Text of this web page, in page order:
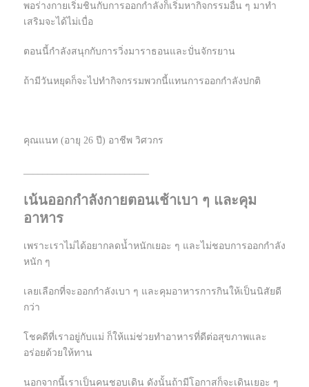
พอร่างกายเริ่มชินกับการออกกำลังก็เริ่มหากิจกรรมอื่น ๆ มาทำ
เสริมจะได้ไม่เบื่อ
ตอนนี้กำลังสนุกกับการวิ่งมาราธอนและปั่นจักรยาน
ถ้ามีวันหยุดก็จะไปทำกิจกรรมพวกนี้แทนการออกกำลังปกติ
คุณแนท (อายุ 26 ปี) อาชีพ วิศวกร
เน้นออกกำลังกายตอนเช้าเบา ๆ และคุม
อาหาร
เพราะเราไม่ได้อยากลดน้ำหนักเยอะ ๆ และไม่ชอบการออกกำลัง
หนัก ๆ
เลยเลือกที่จะออกกำลังเบา ๆ และคุมอาหารการกินให้เป็นนิสัยดี
กว่า
โชคดีที่เราอยู่กับแม่ ก็ให้แม่ช่วยทำอาหารที่ดีต่อสุขภาพและ
อร่อยด้วยให้ทาน
นอกจากนี้เราเป็นคนชอบเดิน ดังนั้นถ้ามีโอกาสก็จะเดินเยอะ ๆ